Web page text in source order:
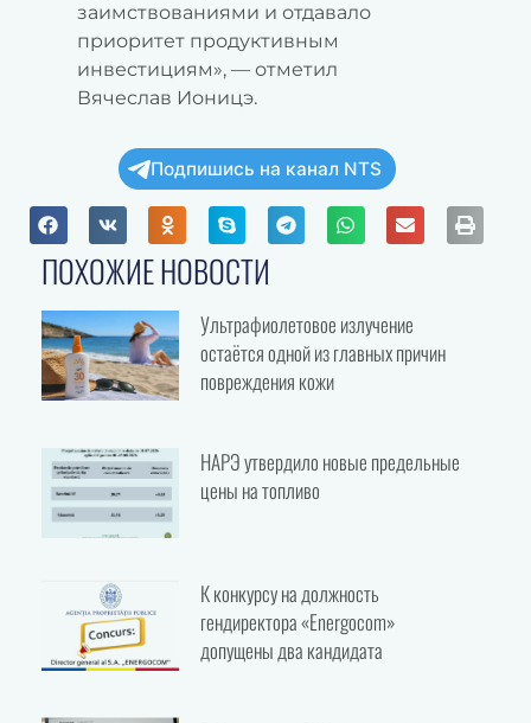
заимствованиями и отдавало
приоритет продуктивным
инвестициям», — отметил
Вячеслав Ионицэ.
Подпишись на канал NTS
ПОХОЖИЕ НОВОСТИ
Ультрафиолетовое излучение
остаётся одной из главных причин
повреждения кожи
НАРЭ утвердило новые предельные
цены на топливо
К конкурсу на должность
гендиректора «Energocom»
допущены два кандидата